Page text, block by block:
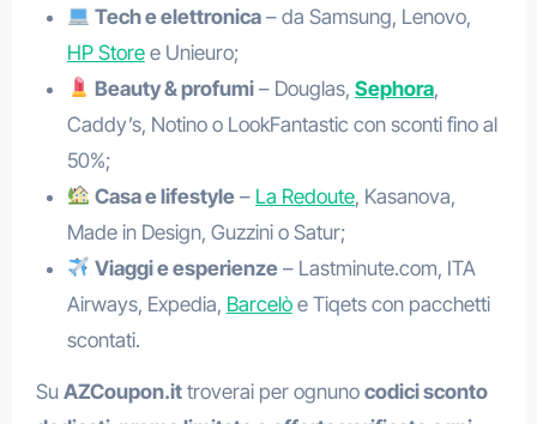
Tech e elettronica – da Samsung, Lenovo,
HP Storee Unieuro;
Beauty & profumi – Douglas,Sephora,
Caddy’s, Notino o LookFantastic con sconti fino al
50%;
Casa e lifestyle – La Redoute, Kasanova,
Made in Design, Guzzini o Satur;
Viaggi e esperienze – Lastminute.com, ITA
Airways, Expedia, Barcelòe Tiqets con pacchetti
scontati.
Su AZCoupon.ittroverai per ognuno codici sconto